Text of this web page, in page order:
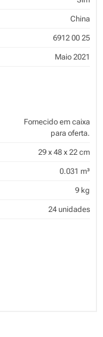
China
6912 00 25
Maio 2021
Fornecido em caixa
para oferta.
29 x 48 x 22 cm
0.031 m³
9 kg
24 unidades